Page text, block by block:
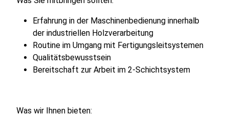
Erfahrung in der Maschinenbedienung innerhalb
der industriellen Holzverarbeitung
Routine im Umgang mit Fertigungsleitsystemen
Qualitätsbewusstsein
Bereitschaft zur Arbeit im 2-Schichtsystem
Was wir Ihnen bieten: